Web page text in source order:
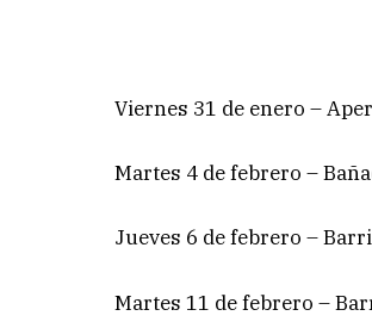
Viernes 31 de enero –
Martes 4 de febrero –
Jueves 6 de febrero –
Martes 11 de febrero –